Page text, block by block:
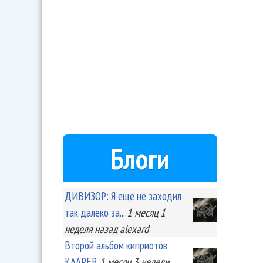
Блоги
ДИВИЗОР: Я еще не заходил
так далеко за... 1 месяц 1
неделяназад alexard
Второй альбом киприотов